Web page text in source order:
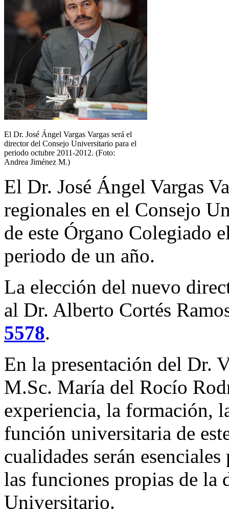
El Dr. José Ángel Vargas Vargas será el
director del Consejo Universitario para el
periodo octubre 2011-2012. (Foto:
Andrea Jiménez M.)
El Dr. José Ángel Vargas
regionales en el Consejo
de este Órgano Colegiado
periodo de un año.
La elección del nuevo
al Dr. Alberto Cortés
5578.
En la presentación del Dr.
M.Sc. María del Rocío
experiencia, la formación,
función universitaria de
cualidades serán
las funciones propias de la
Universitario.